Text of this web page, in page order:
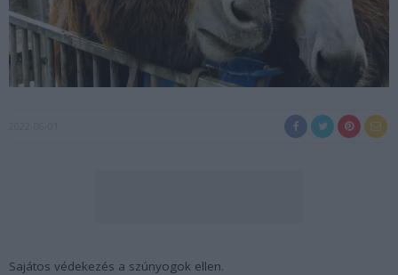
Sajátos védekezés a szúnyogok ellen.